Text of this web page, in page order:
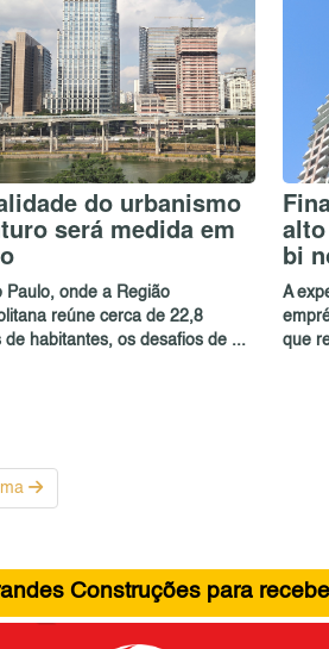
do urbanismo
será medida em
Paulo, onde a Região
reúne cerca de 22,8
de habitantes, os desafios de ...
bi
A
que
Construções para